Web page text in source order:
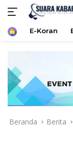
konten
HomeE-Koran
Beranda Berita